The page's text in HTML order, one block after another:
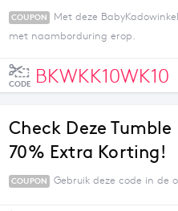
COUPON
Met deze
met naamborduring erop.
CODE BKWKK10WK10
Check Deze
70% Extra Korting!
COUPON Gebruik deze code in de